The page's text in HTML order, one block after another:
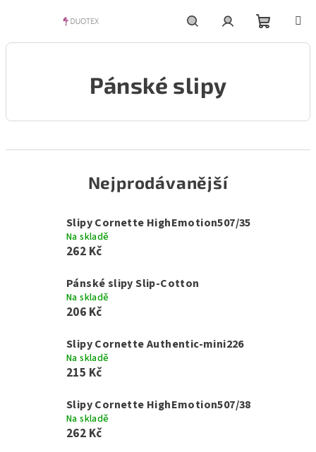
HledatPřihlášeníNákupní
Pánské slipy
Nejprodávanější
Slipy Cornette HighEmotion507/35
Na skladě
262 Kč
Pánské slipy Slip-Cotton
Na skladě
206 Kč
Slipy Cornette Authentic-mini226
Na skladě
215 Kč
Slipy Cornette HighEmotion507/38
Na skladě
262 Kč